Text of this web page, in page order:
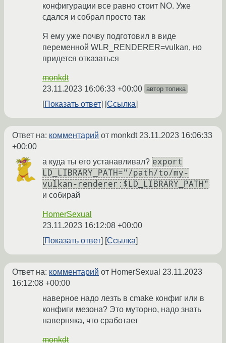
конфигурации все равно стоит NO. Уже
сдался и собрал просто так
Я ему уже почву подготовил в виде
переменной WLR_RENDERER=vulkan, но
придется отказаться
monkdt
23.11.2023 16:06:33 +00:00 автор топика
Показать ответ Ссылка
Ответ на: комментарий от monkdt23.11.2023 16:06:33
+00:00
а куда ты его устанавливал? export
LD_LIBRARY_PATH="/path/to/my-
vulkan-renderer:$LD_LIBRARY_PATH"
и собирай
HomerSexual
23.11.2023 16:12:08 +00:00
Показать ответ
Ссылка
Ответ на: комментарий от HomerSexual 23.11.2023
16:12:08 +00:00
наверное надо лезть в cmake конфиг или в
конфиги мезона? Это муторно, надо знать
наверняка, что сработает
monkdt